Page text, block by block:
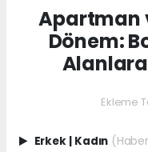
Apartman
Dönem:
Ekleme
Erkek Kadın